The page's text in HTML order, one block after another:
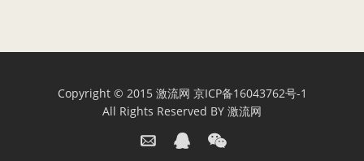
Copyright © 2015 激流网 京ICP备16043762号-1
All Rights Reserved BY 激流网